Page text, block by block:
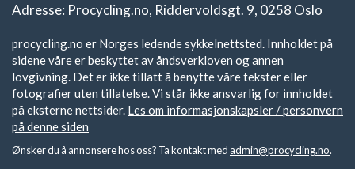
Adresse: Procycling.no, Riddervoldsgt. 9, 0258 Oslo
procycling.no er Norges ledende sykkelnettsted. Innholdet på
sidene våre er beskyttet av åndsverkloven og annen
lovgivning. Det er ikke tillatt å benytte våre tekster eller
fotografier uten tillatelse. Vi står ikke ansvarlig for innholdet
på eksterne nettsider. Les om informasjonskapsler / personvern
på denne siden
Ønsker du å annonsere hos oss? Ta kontakt medadmin@procycling.no.